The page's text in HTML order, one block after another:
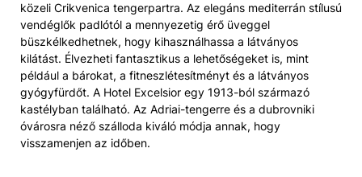
közeli Crikvenica tengerpartra. Az elegáns mediterrán stílusú
vendéglők padlótól a mennyezetig érő üveggel
büszkélkedhetnek, hogy kihasználhassa a látványos
kilátást. Élvezheti fantasztikus a lehetőségeket is, mint
például a bárokat, a fitneszlétesítményt és a látványos
gyógyfürdőt. A Hotel Excelsior egy 1913-ból származó
kastélyban található. Az Adriai-tengerre és a dubrovniki
óvárosra néző szálloda kiváló módja annak, hogy
visszamenjen az időben.